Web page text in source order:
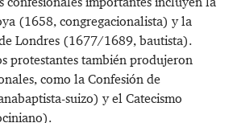
(1658, congregacionalista) y la
Londres (1677/1689, bautista).
protestantes también produjeron
como la Confesión de
suizo) y el Catecismo